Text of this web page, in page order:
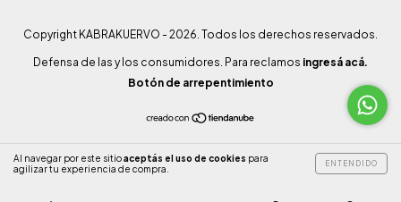
Al navegar por este sitioaceptás el uso de cookies para
agilizar tu experiencia de compra.
ENTENDIDO
Copyright KABRAKUERVO - 2026. Todos los derechos reservados.
Defensa de las y los consumidores. Para reclamos ingresá acá.
Botón de arrepentimiento